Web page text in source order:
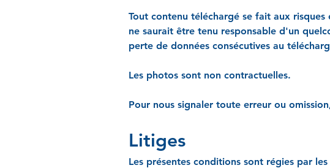
Tout contenu téléchargé se fait aux risques
ne saurait être tenu responsable d'un
perte de données consécutives au
Les photos sont non contractuelles.
Pour nous signaler toute erreur ou
Litiges
Les présentes conditions sont régies par